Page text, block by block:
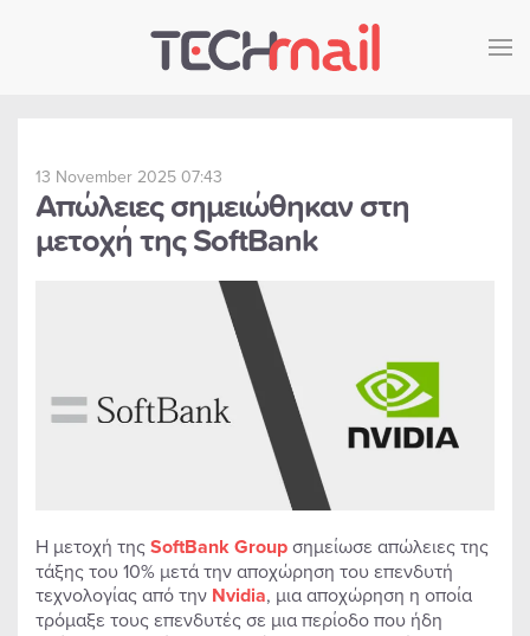
Skip to main content
13 November 2025 07:43
Απώλειες σημειώθηκαν στη
μετοχή της SoftBank
Η μετοχή τηςSoftBankGroupσημείωσε απώλειες της
τάξης του 10% μετά την αποχώρηση του επενδυτή
τεχνολογίας από την Nvidia, μια αποχώρηση η οποία
τρόμαξε τους επενδυτές σε μια περίοδο που ήδη